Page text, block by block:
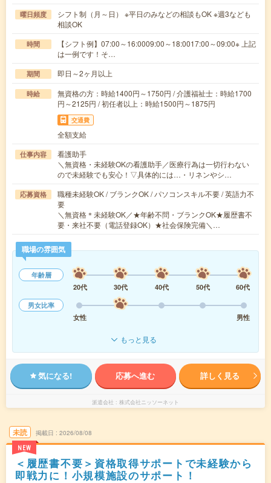
曜日頻度
シフト制（月～日） ※平日のみなどの相談もOK ※週3なども
相談OK
時間
【シフト例】07:00～16:0009:00～18:0017:00～09:00※ 上記
は一例です！そ…
期間 即日～2ヶ月以上
時給
無資格の方：時給1400円～1750円 / 介護福祉士：時給1700
円～2125円 / 初任者以上：時給1500円～1875円
交通費
全額支給
仕事内容
看護助手
＼無資格・未経験OKの看護助手／医療行為は一切行わない
ので未経験でも安心！▽具体的には…・リネンやシ…
応募資格
職種未経験OK / ブランクOK / パソコンスキル不要 / 英語力不
要
＼無資格＊未経験OK／★年齢不問・ブランクOK★履歴書不
要・来社不要（電話登録OK）★社会保険完備＼…
職場の雰囲気
年齢層
20代
30代 40代 50代
60代
男女比率
女性
男性
もっと見る
気になる! 応募へ進む 詳しく見る
派遣会社 株式会社ニッソーネット
未読
NEW
掲載日 2026/08/08
＜履歴書不要＞資格取得サポートで未経験から
即戦力に！小規模施設のサポート！